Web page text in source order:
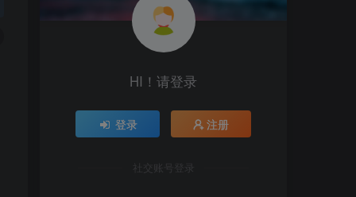
HI！请登录
登录 注册
社交账号登录